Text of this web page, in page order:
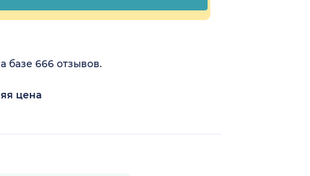
базе 666 отзывов.
цена